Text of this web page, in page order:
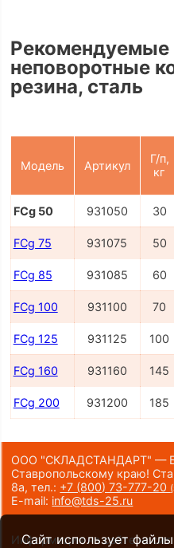
Рекомендуемые
неповоротные
резина, сталь
Модель Артикул
Г/п,
кг
FCg 50 931050 30
FCg 75 931075 50
FCg 85 931085 60
FCg 100 931100 70
FCg 125 931125 100
FCg 160 931160 145
FCg 200 931200 185
ООО "СКЛАДСТАНДАРТ" —
Ставропольскому краю!
8а,тел.: +7 (800) 73-777-20
E-mail: info@tds-25.ru
Информация на сайте
Сайт использует